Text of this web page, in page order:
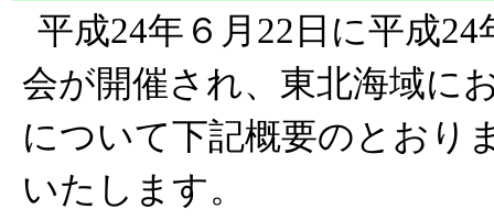
平成24年６月22日に平成
会が開催され、東北海域に
について下記概要のとおり
いたします。